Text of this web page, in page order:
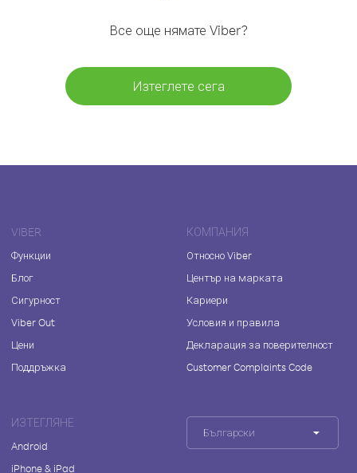
Все още нямате Viber?
Изтеглете сега
VIBER
Функции
Блог
Сигурност
Viber Out
Цени
Поддръжка
КОМПАНИЯ
Относно Viber
Център на марката
Кариери
Условия и правила
Декларация за поверителност
Customer Complaints Code
ИЗТЕГЛЯНЕ
Android
iPhone & iPad
Български